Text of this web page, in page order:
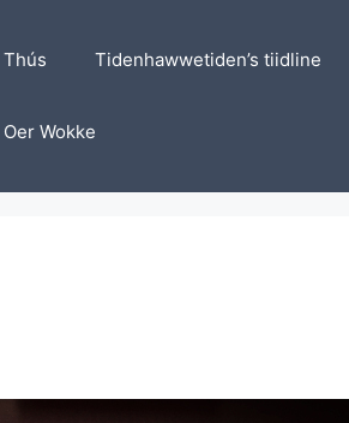
Thús Tidenhawwetiden’s tiidline
Oer Wokke